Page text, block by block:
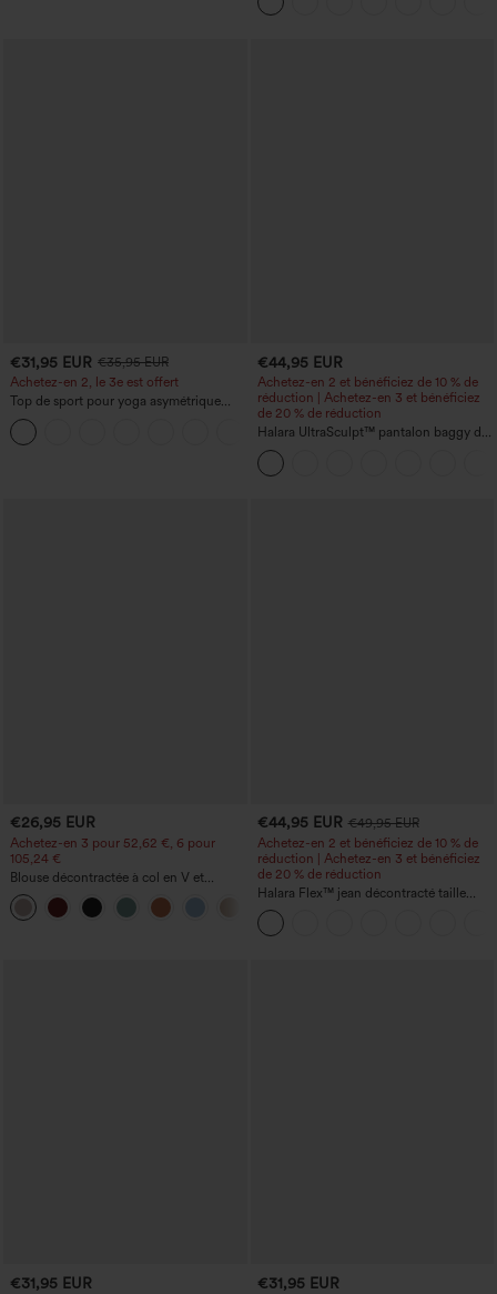
€31,95 EUR €35,95 EUR
Achetez-en 2, le 3e est offert
Top de sport pour yoga asymétrique
(une épaule) à manches longues avec
ouverture pour le pouce, ourlet arrondi
haut-bas, séchage rapide, soutien-gorge
+3
€44,95 EUR
Achetez-en 2 et bénéficiez de 10 % de
réduction | Achetez-en 3 et bénéficiez
de 20 % de réduction
Halara UltraSculpt™ pantalon baggy de
yoga taille haute à effet gainant pour le
ventre, à rayures color block, avec
poches
€26,95 EUR
Achetez-en 3 pour 52,62 €, 6 pour
105,24 €
Blouse décontractée à col en V et
manches courtes bouffantes
€44,95 EUR €49,95 EUR
Achetez-en 2 et bénéficiez de 10 % de
réduction | Achetez-en 3 et bénéficiez
de 20 % de réduction
Halara Flex™ jean décontracté taille
haute, large, avec poches, ourlet
retroussé et effet délavé
€31,95 EUR €31,95 EUR